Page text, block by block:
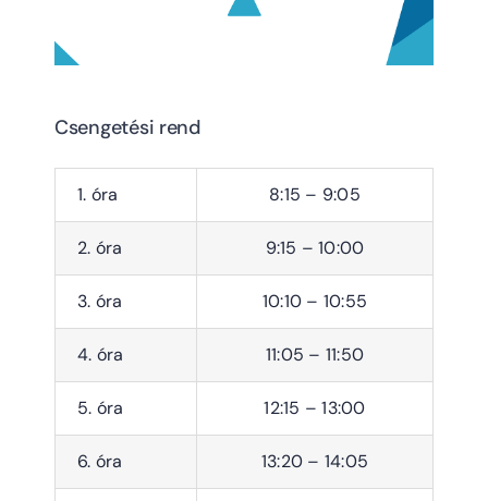
Csengetési rend
1. óra 8:15 – 9:05
2. óra 9:15 – 10:00
3. óra 10:10 – 10:55
4. óra 11:05 – 11:50
5. óra 12:15 – 13:00
6. óra 13:20 – 14:05